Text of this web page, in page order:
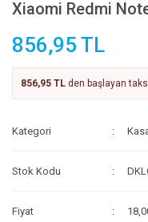
Xiaomi Redmi
856,95 TL
856,95 TL den başlayan
Kategori
Stok Kodu
Fiyat